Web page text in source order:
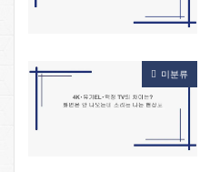
미분류